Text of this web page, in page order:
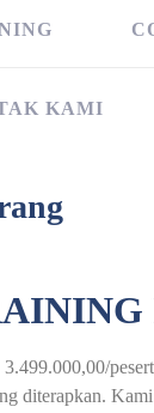
KAMI
diterapkan.